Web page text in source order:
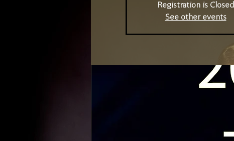
Registration is Closed
See other events